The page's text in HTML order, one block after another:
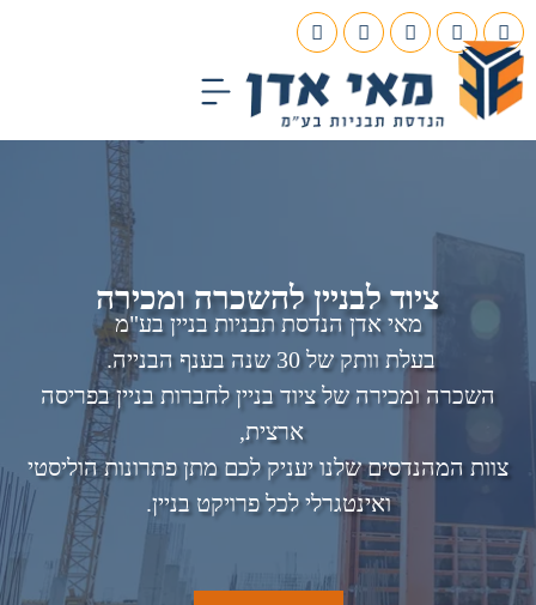
ציוד לבניין להשכרה ומכירה
מאי אדן הנדסת תבניות בניין בע"מ
בעלת וותק של 30 שנה בענף הבנייה.
השכרה ומכירה של ציוד בניין לחברות בניין בפריסה
ארצית,
צוות המהנדסים שלנו יעניק לכם מתן פתרונות הוליסטי
ואינטגרלי לכל פרויקט בניין.